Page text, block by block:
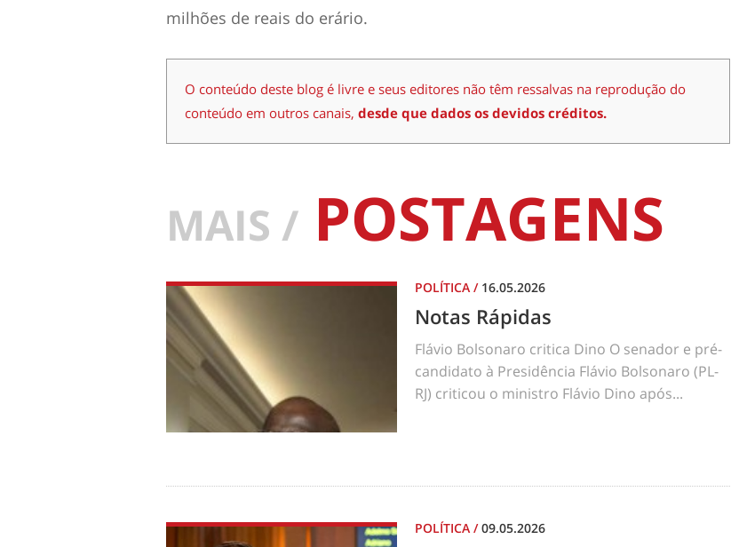
milhões de reais do erário.
O conteúdo deste blog é livre e seus editores não têm ressalvas na reprodução do
conteúdo em outros canais, desde que dados os devidos créditos.
MAIS / POSTAGENS
POLÍTICA / 16.05.2026
Notas Rápidas
Flávio Bolsonaro critica Dino O senador e pré-
candidato à Presidência Flávio Bolsonaro (PL-
RJ) criticou o ministro Flávio Dino após...
POLÍTICA /09.05.2026